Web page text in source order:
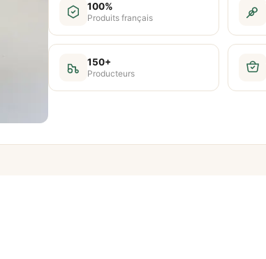
t
é
100%
Produits français
150+
Producteurs